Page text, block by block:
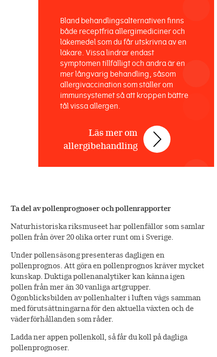
Bland behandlingsalternativen finns
både receptfria allergimediciner och
läkemedel som du får utskrivna av en
läkare. Vissa lindrar endast
symptomen tillfälligt och andra är en
mer långvarig behandling, såsom
allergivaccination som ställer om
immunsystemet så att kroppen bättre
tål vissa allergen.
Läs mer om
allergibehandling
Ta del av pollenprognoser och pollenrapporter
Naturhistoriska riksmuseet har pollenfällor som samlar
pollen från över 20 olika orter runt om i Sverige.
Under pollensäsong presenteras dagligen en
pollenprognos. Att göra en pollenprognos kräver mycket
kunskap. Duktiga pollenanalytiker kan känna igen
pollen från mer än 30 vanliga artgrupper.
Ögonblicksbilden av pollenhalter i luften vägs samman
med förutsättningarna för den aktuella växten och de
väderförhållanden som råder.
Ladda ner appen pollenkoll, så får du koll på dagliga
pollenprognoser.